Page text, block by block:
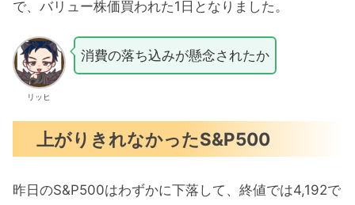
で、バリュー株価買われた1日となりました。
リッヒ
消費の落ち込みが懸念されたか
上がりきれなかったS&P500
昨日のS&P500はわずかに下落して、終値では4,192で